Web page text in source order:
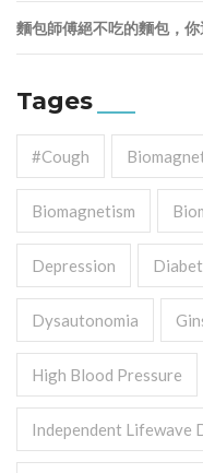
麵包師傅絕不吃的麵包，
Tages
#cough
Biomagnetism
Depression
Dysautonomia
High Blood Pressure
Independent Lifewave